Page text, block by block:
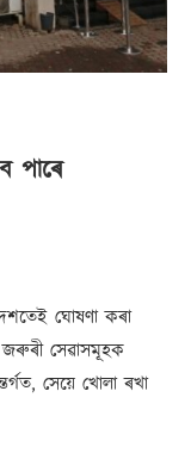
পাৰে
ঘোষণা কৰা
সেৱাসমূহক
সেয়ে খোলা ৰখা